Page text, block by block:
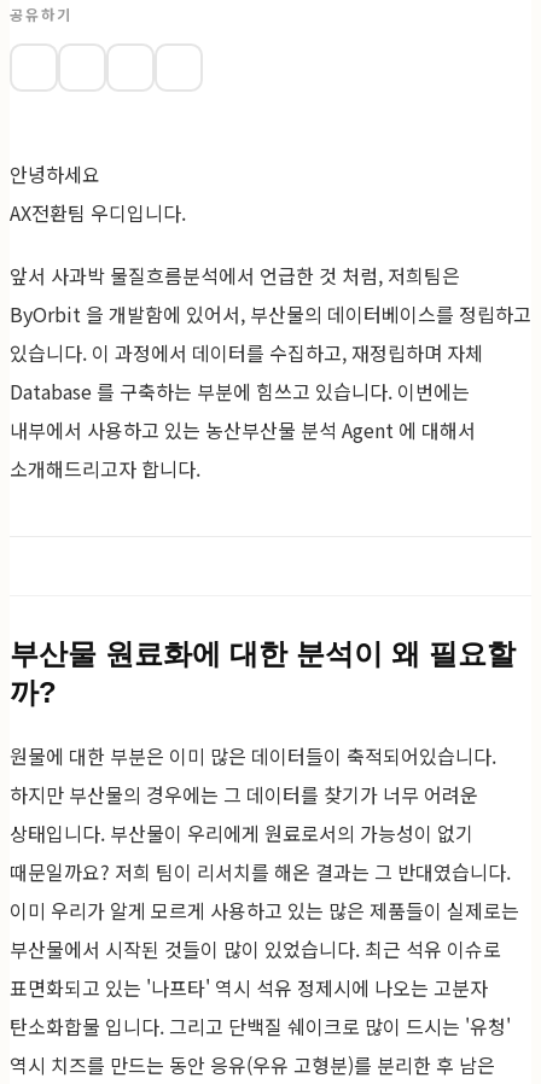
안녕하세요
AX전환팀 우디입니다.
앞서 사과박 물질흐름분석에서 언급한 것 처럼, 저희팀은
ByOrbit 을 개발함에 있어서, 부산물의 데이터베이스를 정립하고
있습니다. 이 과정에서 데이터를 수집하고, 재정립하며 자체
Database 를 구축하는 부분에 힘쓰고 있습니다. 이번에는
내부에서 사용하고 있는 농산부산물 분석 Agent 에 대해서
소개해드리고자 합니다.
부산물 원료화에 대한 분석이 왜 필요할
까?
원물에 대한 부분은 이미 많은 데이터들이 축적되어있습니다.
하지만 부산물의 경우에는 그 데이터를 찾기가 너무 어려운
상태입니다. 부산물이 우리에게 원료로서의 가능성이 없기
때문일까요? 저희 팀이 리서치를 해온 결과는 그 반대였습니다.
이미 우리가 알게 모르게 사용하고 있는 많은 제품들이 실제로는
부산물에서 시작된 것들이 많이 있었습니다. 최근 석유 이슈로
표면화되고 있는 '나프타' 역시 석유 정제시에 나오는 고분자
탄소화합물 입니다. 그리고 단백질 쉐이크로 많이 드시는 '유청'
역시 치즈를 만드는 동안 응유(우유 고형분)를 분리한 후 남은
공유하기